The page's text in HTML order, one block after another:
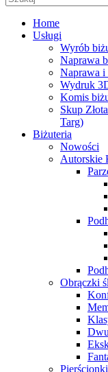
Home
Usługi
Wyrób
Naprawa
Naprawa i
Wydruk
Komis
Skup
Targ)
Biżuteria
Nowości
Autorskie
Obrączki
Pierścionki